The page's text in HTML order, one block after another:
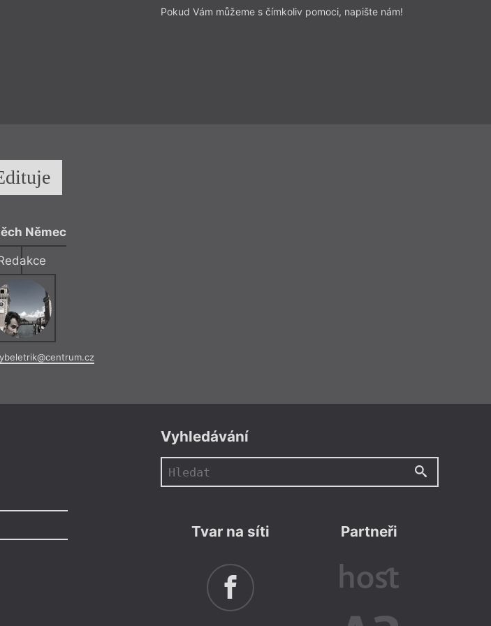
Recenze a reflexe– Recenze
Pokud Vám můžeme s čímkoliv pomoci, napište nám!
Němec
Vyhledávání
Tvar na síti Partneři